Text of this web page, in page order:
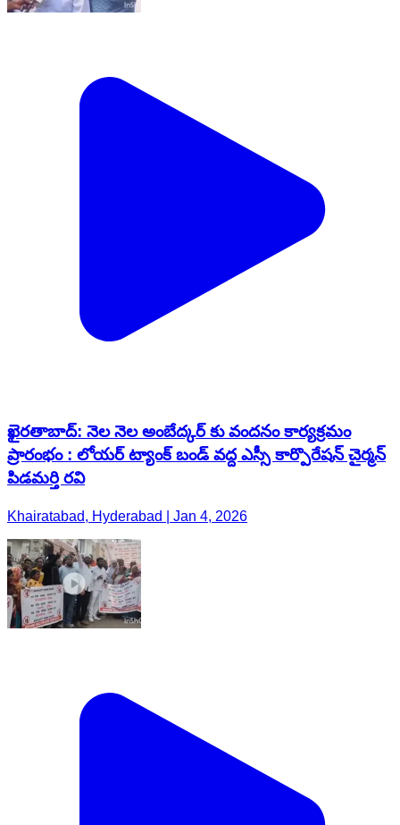
ఖైరతాబాద్: నెల నెల అంబేద్కర్ కు వందనం కార్యక్రమం
ప్రారంభం : లోయర్ ట్యాంక్ బండ్ వద్ద ఎస్సీ కార్పొరేషన్ చైర్మన్
పిడమర్తి రవి
Khairatabad, Hyderabad | Jan 4, 2026